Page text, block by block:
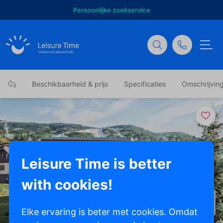
Persoonlijke zoekservice
Beschikbaarheid & prijs Specificaties
Leisure Time is better
with cookies!
Elke ervaring is beter met cookies. Omdat